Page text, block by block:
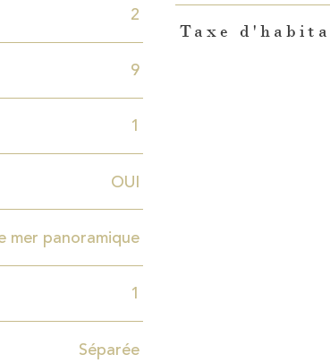
2
9
1
OUI
mer panoramique
1
Séparée
Taxe